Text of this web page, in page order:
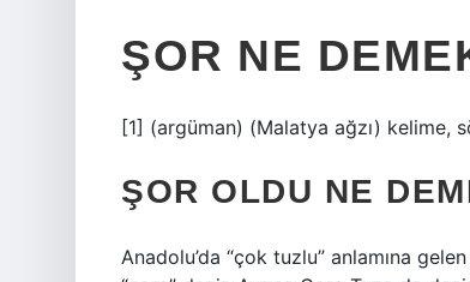
ŞOR NE
[1] (argüman) (Malatya ağzı) kelime,
ŞOR OLDU NE
Anadolu’da “çok tuzlu” anlamına